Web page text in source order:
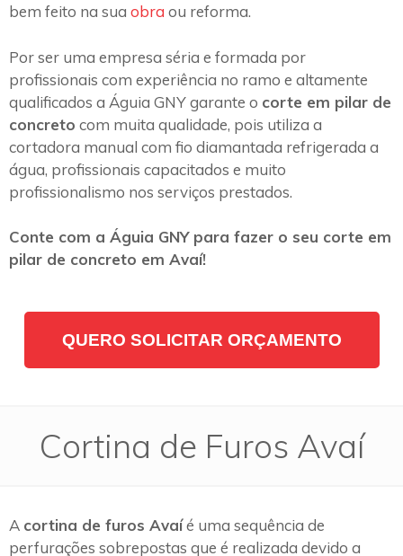
bem feito na sua obra ou reforma.
Por ser uma empresa séria e formada por
profissionais com experiência no ramo e altamente
qualificados a Águia GNY garante o corte em pilar de
concreto com muita qualidade, pois utiliza a
cortadora manual com fio diamantada refrigerada a
água, profissionais capacitados e muito
profissionalismo nos serviços prestados.
Conte com a Águia GNY para fazer o seu corte em
pilar de concreto em Avaí!
QUERO SOLICITAR ORÇAMENTO
Cortina de Furos Avaí
A cortina de furos Avaíé uma sequência de
perfurações sobrepostas que é realizada devido a